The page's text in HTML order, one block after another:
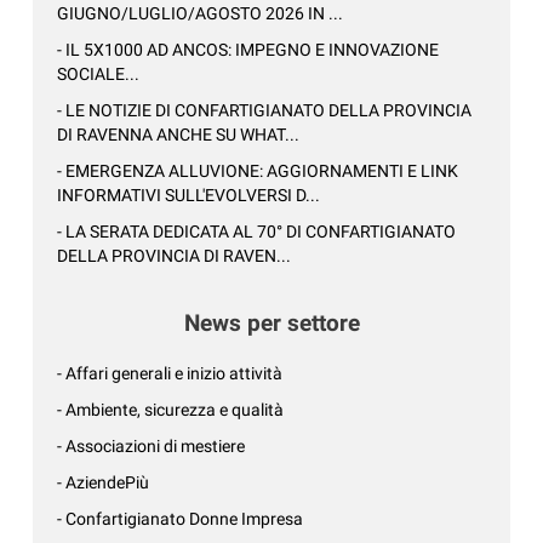
GIUGNO/LUGLIO/AGOSTO 2026 IN ...
- IL 5X1000 AD ANCOS: IMPEGNO E INNOVAZIONE
SOCIALE...
- LE NOTIZIE DI CONFARTIGIANATO DELLA PROVINCIA
DI RAVENNA ANCHE SU WHAT...
- EMERGENZA ALLUVIONE: AGGIORNAMENTI E LINK
INFORMATIVI SULL'EVOLVERSI D...
- LA SERATA DEDICATA AL 70° DI CONFARTIGIANATO
DELLA PROVINCIA DI RAVEN...
News per settore
- Affari generali e inizio attività
- Ambiente, sicurezza e qualità
- Associazioni di mestiere
- AziendePiù
- Confartigianato Donne Impresa